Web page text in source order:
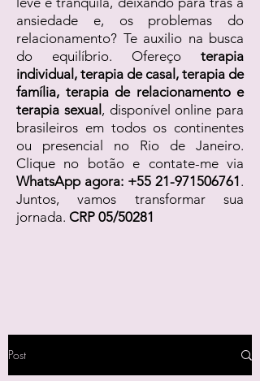
ansiedade e, os problemas do
relacionamento? Te auxilio na busca
do equilíbrio. Ofereço terapia
individual, terapia de casal, terapia de
família, terapia de relacionamento e
terapia sexual , disponível online para
brasileiros em todos os continentes
ou presencial no Rio de Janeiro.
Clique no botão e contate-me via
WhatsApp agora: +55 21-971506761 .
Juntos, vamos transformar sua
jornada. CRP 05/50281
Post